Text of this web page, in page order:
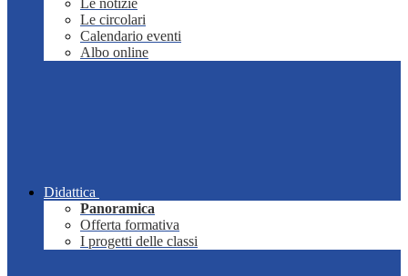
Le notizie
Le circolari
Calendario eventi
Albo online
Didattica
Panoramica
Offerta formativa
I progetti delle classi